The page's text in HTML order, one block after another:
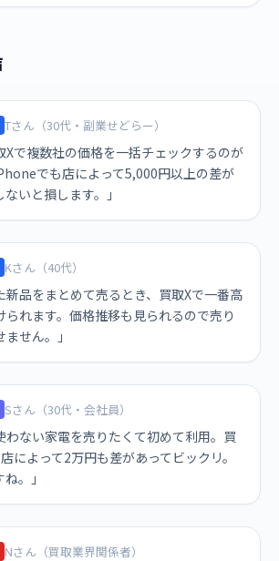
Tさん（30代・副業せどらー）
Xで複数社の価格を一括チェックするのが
でも店によって5,000円以上の差が
いと損します。」
Kさん（40代）
新品をまとめて売るとき、買取Xで一番高
られます。価格推移も見られるので売り
せん。」
Sさん（30代・会社員）
わない家電を売りたくて初めて利用。買
によって2万円も差があってビックリ。
。」
Nさん（買取業界関係者）